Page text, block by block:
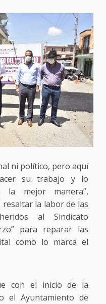
ni político, pero aquí
su trabajo y lo
la mejor manera”,
resaltar la labor de las
al Sindicato
para reparar las
como lo marca el
con el inicio de la
el Ayuntamiento de